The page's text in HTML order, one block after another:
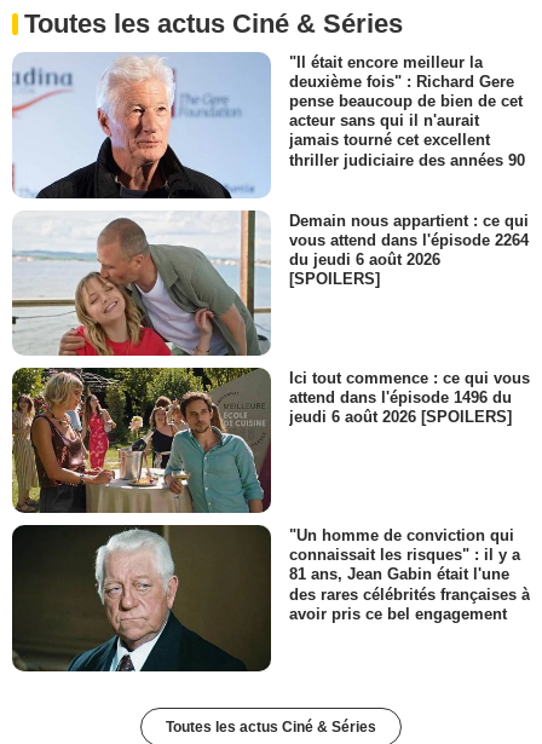
Toutes les actus Ciné & Séries
"Il était encore meilleur la
deuxième fois" : Richard Gere
pense beaucoup de bien de cet
acteur sans qui il n'aurait
jamais tourné cet excellent
thriller judiciaire des années 90
Demain nous appartient : ce qui
vous attend dans l'épisode 2264
du jeudi 6 août 2026
[SPOILERS]
Ici tout commence : ce qui vous
attend dans l'épisode 1496 du
jeudi 6 août 2026 [SPOILERS]
"Un homme de conviction qui
connaissait les risques" : il y a
81 ans, Jean Gabin était l'une
des rares célébrités françaises à
avoir pris ce bel engagement
Toutes les actus Ciné & Séries